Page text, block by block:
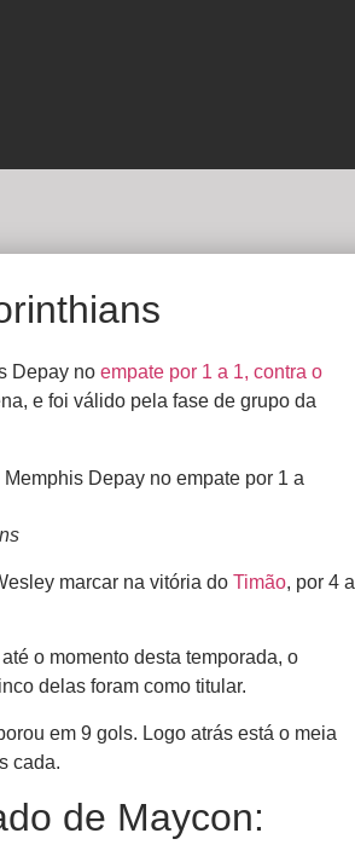
Depay no empate por 1 a 1, contra o
e foi válido pela fase de grupo da
marcar na vitória do Timão, por 4 a
o momento desta temporada, o
delas foram como titular.
em 9 gols. Logo atrás está o meia
cada.
de Maycon: